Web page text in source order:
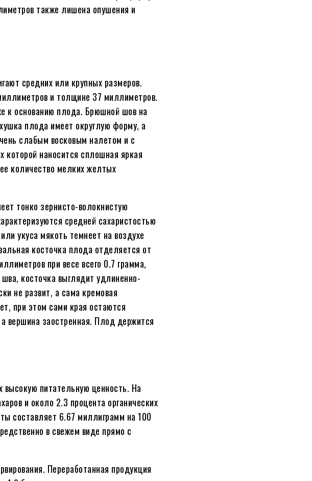
также лишена опушения и
средних или крупных размеров.
и толщине 37 миллиметров.
к основанию плода. Брюшной шов на
плода имеет округлую форму, а
слабым восковым налетом и с
которой наносится сплошная яркая
количество мелких желтых
тонко зернисто-волокнистую
средней сахаристостью
укуса мякоть темнеет на воздухе
косточка плода отделяется от
при весе всего 0.7 грамма,
косточка выглядит удлиненно-
не развит, а сама кремовая
при этом сами края остаются
вершина заостренная. Плод держится
питательную ценность. На
и около 2.3 процента органических
составляет 6.67 миллиграмм на 100
в свежем виде прямо с
Переработанная продукция